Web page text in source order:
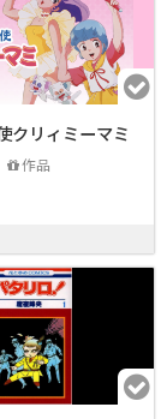
クリィミーマミ
作品